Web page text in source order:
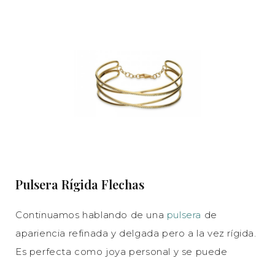
Pulsera Rígida Flechas
Continuamos hablando de una pulsera de
apariencia refinada y delgada pero a la vez rígida.
Es perfecta como joya personal y se puede